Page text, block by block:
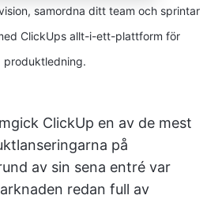
samordna ditt team och sprintar
ClickUps allt-i-ett-plattform för
produktledning.
ClickUp en av de mest
på
av sin sena entré var
redan full av